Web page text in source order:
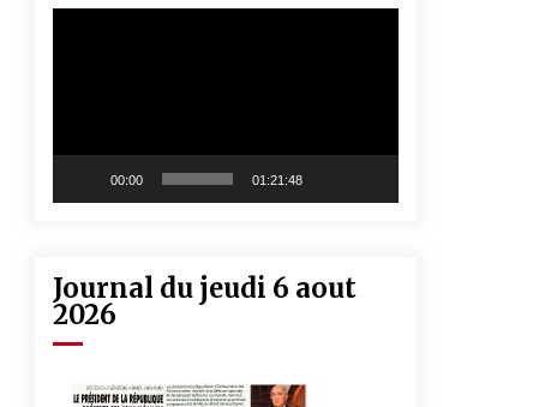
00:00 01:21:48
Journal du jeudi 6 aout
2026